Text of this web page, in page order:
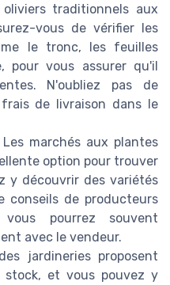
traditionnels aux
vous de vérifier les
le tronc, les feuilles
pour vous assurer qu'il
N'oubliez pas de
de livraison dans le
Les marchés aux plantes
option pour trouver
y découvrir des variétés
conseils de producteurs
pourrez souvent
avec le vendeur.
jardineries proposent
stock, et vous pouvez y